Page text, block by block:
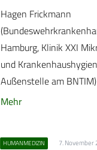
Hagen Frickmann
Hamburg, Klinik XXI
und
Außenstelle am BNTIM)
Mehr
HUMANMEDIZIN 7. November